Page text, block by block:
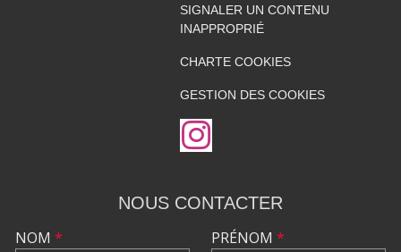
SIGNALER UN CONTENU
INAPPROPRIÉ
CHARTE COOKIES
GESTION DES COOKIES
NOUS CONTACTER
NOM * PRÉNOM *